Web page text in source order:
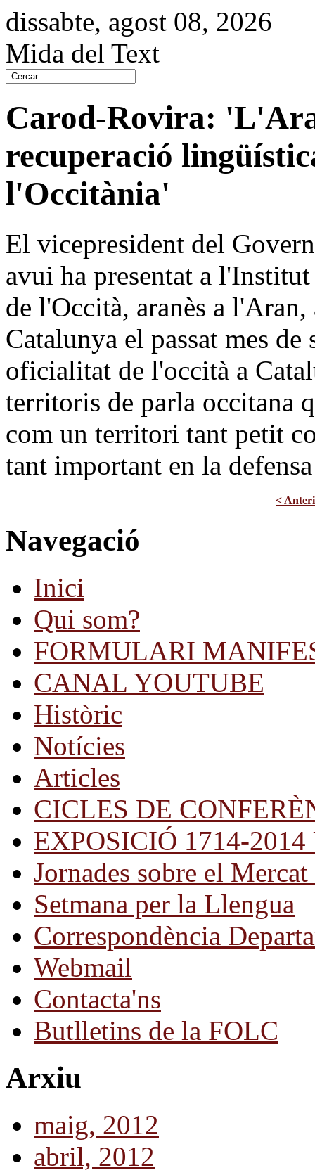
dissabte, agost 08, 2026
Mida del Text
Carod-Rovira:
recuperació
l'Occitània'
El vicepresident del
avui ha presentat a
de l'Occità, aranès a
Catalunya el passat mes de
oficialitat de l'occità a
territoris de parla occitana
com un territori tant petit
tant important en la
<
Navegació
Inici
Qui som?
FORMULARI
CANAL YOUTUBE
Històric
Notícies
Articles
CICLES DE
EXPOSICIÓ 1714-
Jornades sobre el
Setmana per la Llengua
Correspondència
Webmail
Contacta'ns
Butlletins de la FOLC
Arxiu
maig, 2012
abril, 2012